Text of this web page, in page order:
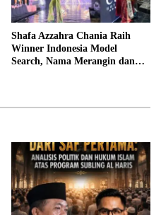
Shafa Azzahra Chania Raih
Winner Indonesia Model
Search, Nama Merangin dan